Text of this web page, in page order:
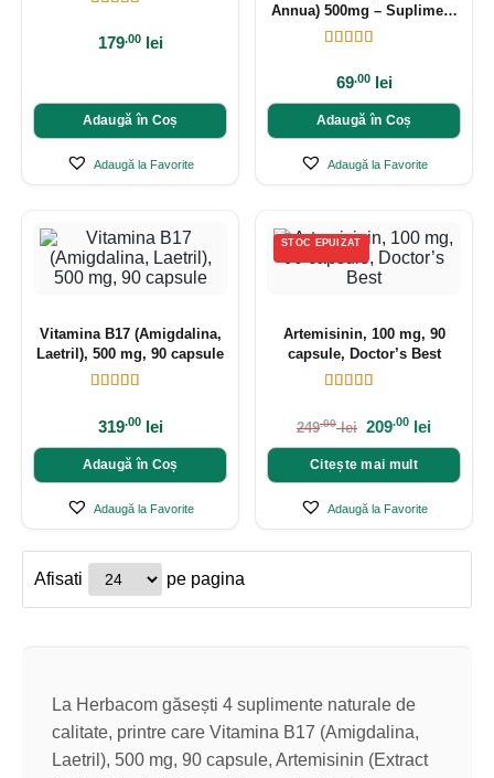
179.00 lei
Adaugă în Coș
Adaugă la Favorite
Annua) 500mg – Supliment
Natural cu Efecte
69.00 lei
Adaugă în Coș
Adaugă la Favorite
Vitamina B17 (Amigdalina,
Laetril), 500 mg, 90 capsule
319.00 lei
Adaugă în Coș
Adaugă la Favorite
STOC EPUIZAT
Artemisinin, 100 mg, 90
capsule, Doctor’s Best
249.00 lei 209.00 lei
Citește mai mult
Adaugă la Favorite
Afisati pe pagina
La Herbacom găsești 4 suplimente naturale de
calitate, printre care Vitamina B17 (Amigdalina,
Laetril), 500 mg, 90 capsule, Artemisinin (Extract